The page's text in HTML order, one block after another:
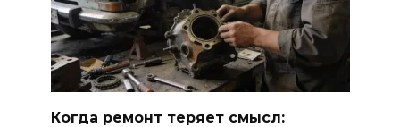
Когда ремонт теряет смысл: